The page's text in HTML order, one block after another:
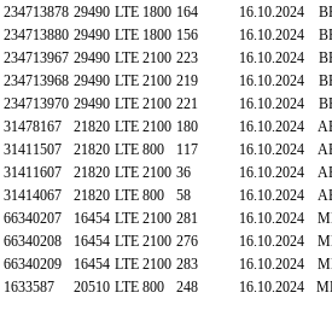
234713878 29490 LTE 1800 164 16.10.2024
234713880 29490 LTE 1800 156 16.10.2024
234713967 29490 LTE 2100 223 16.10.2024
234713968 29490 LTE 2100 219 16.10.2024
234713970 29490 LTE 2100 221 16.10.2024
31478167 21820 LTE 2100 180 16.10.2024
31411507 21820 LTE 800 117 16.10.2024
31411607 21820 LTE 2100 36 16.10.2024
31414067 21820 LTE 800 58 16.10.2024
66340207 16454 LTE 2100 281 16.10.2024
66340208 16454 LTE 2100 276 16.10.2024
66340209 16454 LTE 2100 283 16.10.2024
1633587 20510 LTE 800 248 16.10.2024